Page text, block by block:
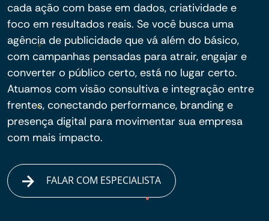
cada ação com base em dados, criatividade e
foco em resultados reais. Se você busca uma
agência de publicidade que vá além do básico,
com campanhas pensadas para atrair, engajar e
converter o público certo, está no lugar certo.
Atuamos com visão consultiva e integração entre
frentes, conectando performance, branding e
presença digital para movimentar sua empresa
com mais impacto.
FALAR COM ESPECIALISTA